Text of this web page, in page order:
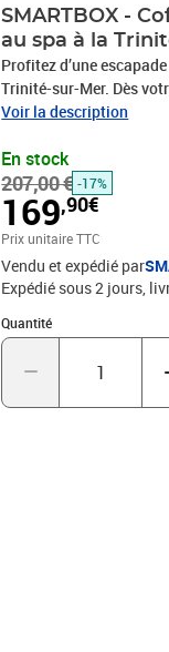
SMARTBOX -
au spa à la
Profitez d’une
Trinité-sur-Mer. Dès
chaleureuse et
composé de pain frais,
salés. Grâce à ce coffret
spa. Laissez-vous
bouillonnant pour une
établissement de
hôtel avec accès au
Voir la description
En stock
207,00 € -17%
169,90€
Prix unitaire TTC
Vendu et expédié par
Expédié sous 2 jours
Quantité
Quantité : 1